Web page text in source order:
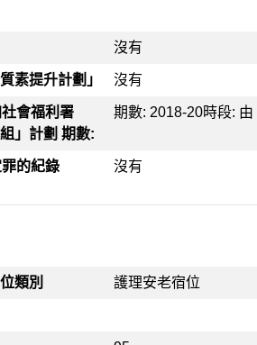
沒有
素提升計劃」 沒有
會福利署
」計劃 期數:
期數: 2018-20時段:
的紀錄 沒有
類別 護理安老宿位